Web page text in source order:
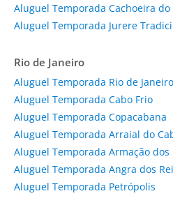
Aluguel Temporada Cachoeira do
Aluguel Temporada Jurere
Rio de Janeiro
Aluguel Temporada Rio de Janeiro
Aluguel Temporada Cabo Frio
Aluguel Temporada Copacabana
Aluguel Temporada Arraial do
Aluguel Temporada Armação dos
Aluguel Temporada Angra dos
Aluguel Temporada Petrópolis